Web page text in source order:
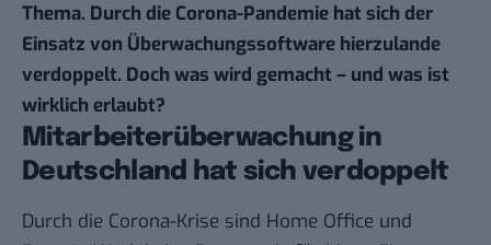
Thema. Durch die Corona-Pandemie hat sich der
Einsatz von Überwachungssoftware hierzulande
verdoppelt. Doch was wird gemacht – und was ist
wirklich erlaubt?
Mitarbeiterüberwachung in
Deutschland hat sich verdoppelt
Durch die Corona-Krise sind Home Office und